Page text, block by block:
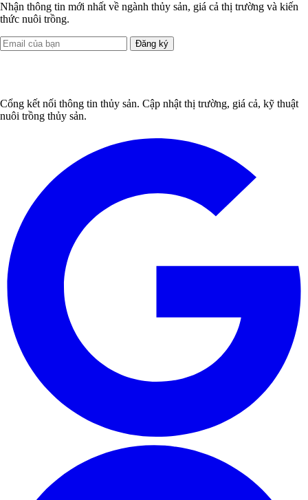
Nhận thông tin mới nhất về ngành thủy sản, giá cả thị trường và kiến
thức nuôi trồng.
Đăng ký
Cổng kết nối thông tin thủy sản. Cập nhật thị trường, giá cả, kỹ thuật
nuôi trồng thủy sản.